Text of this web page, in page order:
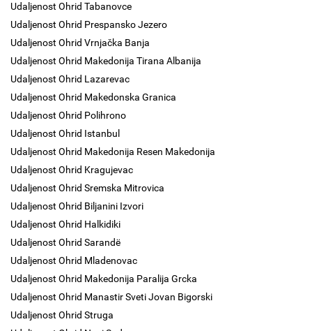
Udaljenost Ohrid Tabanovce
Udaljenost Ohrid Prespansko Jezero
Udaljenost Ohrid Vrnjačka Banja
Udaljenost Ohrid Makedonija Tirana Albanija
Udaljenost Ohrid Lazarevac
Udaljenost Ohrid Makedonska Granica
Udaljenost Ohrid Polihrono
Udaljenost Ohrid Istanbul
Udaljenost Ohrid Makedonija Resen Makedonija
Udaljenost Ohrid Kragujevac
Udaljenost Ohrid Sremska Mitrovica
Udaljenost Ohrid Biljanini Izvori
Udaljenost Ohrid Halkidiki
Udaljenost Ohrid Sarandë
Udaljenost Ohrid Mladenovac
Udaljenost Ohrid Makedonija Paralija Grcka
Udaljenost Ohrid Manastir Sveti Jovan Bigorski
Udaljenost Ohrid Struga